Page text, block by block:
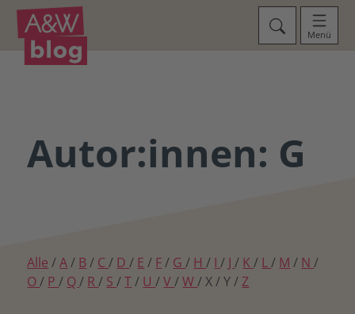
Menü
Autor:innen: G
Alle /A/ B/ C/ D/ E / F/ G/ H/ I/ J/ K/ L/ M / N/
O/ P/ Q/ R/ S/T/ U/V/W/ X / Y /Z